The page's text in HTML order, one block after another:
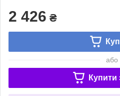
2 426 ₴
або
Купити